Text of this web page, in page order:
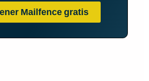
Mailfence gratis